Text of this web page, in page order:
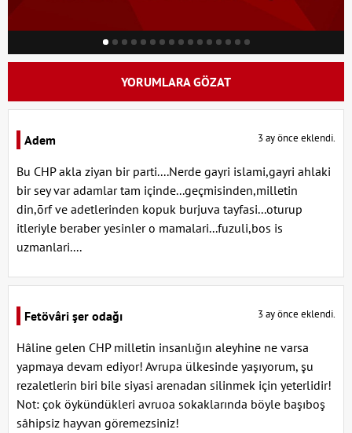
YORUMLARA GÖZAT
Adem 3 ay önce eklendi.
Bu CHP akla ziyan bir parti....Nerde gayri islami,gayri ahlaki
bir sey var adamlar tam içinde...geçmisinden,milletin
din,ōrf ve adetlerinden kopuk burjuva tayfasi...oturup
itleriyle beraber yesinler o mamalari...fuzuli,bos is
uzmanlari....
Fetövâri şer odağı 3 ay önce eklendi.
Hâline gelen CHP milletin insanlığın aleyhine ne varsa
yapmaya devam ediyor! Avrupa ülkesinde yaşıyorum, şu
rezaletlerin biri bile siyasi arenadan silinmek için yeterlidir!
Not: çok öykündükleri avruoa sokaklarında böyle başıboş
sâhipsiz hayvan göremezsiniz!